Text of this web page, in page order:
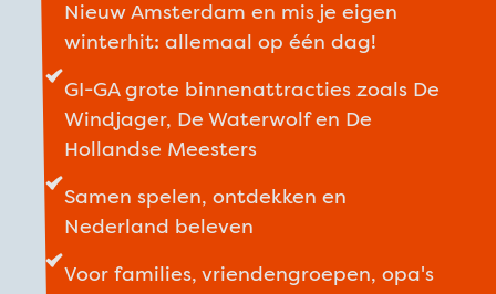
Nieuw Amsterdam en mis je eigen
winterhit: allemaal op één dag!
GI-GA grote binnenattracties zoals De
Windjager, De Waterwolf en De
Hollandse Meesters
Samen spelen, ontdekken en
Nederland beleven
Voor families, vriendengroepen, opa's